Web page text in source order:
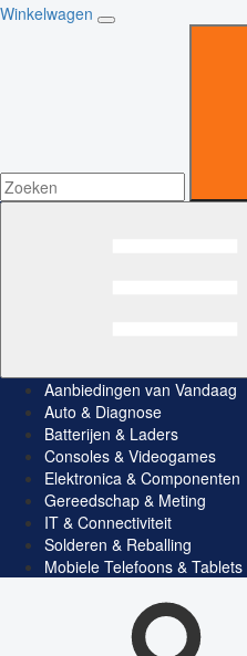
Winkelwagen
Aanbiedingen van Vandaag
Auto & Diagnose
Batterijen & Laders
Consoles & Videogames
Elektronica & Componenten
Gereedschap & Meting
IT & Connectiviteit
Solderen & Reballing
Mobiele Telefoons & Tablets